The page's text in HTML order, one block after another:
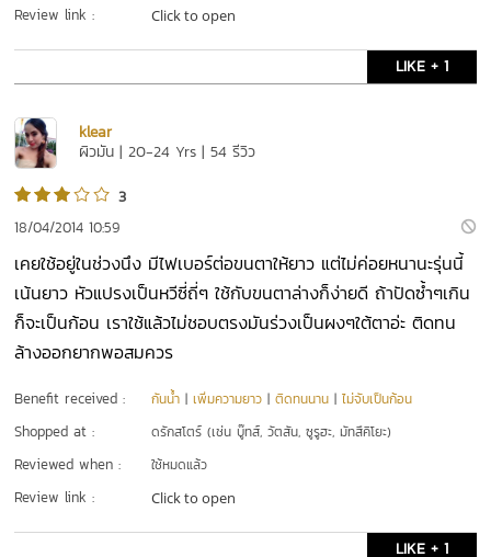
Review link : Click to open
LIKE + 1
klear
ผิวมัน | 20-24 Yrs | 54 รีวิว
3
18/04/2014 10:59
เคยใช้อยู่ในช่วงนึง มีไฟเบอร์ต่อขนตาให้ยาว แต่ไม่ค่อยหนานะรุ่นนี้
เน้นยาว หัวแปรงเป็นหวีซี่ถี่ๆ ใช้กับขนตาล่างก็ง่ายดี ถ้าปัดซ้ำๆเกิน
ก็จะเป็นก้อน เราใช้แล้วไม่ชอบตรงมันร่วงเป็นผงๆใต้ตาอ่ะ ติดทน
ล้างออกยากพอสมควร
Benefit received : กันน้ำ |เพิ่มความยาว |ติดทนนาน |ไม่จับเป็นก้อน
Shopped at : ดรักสโตร์ (เช่น บู๊ทส์, วัตสัน, ซูรูฮะ, มัทสึคิโยะ)
Reviewed when : ใช้หมดแล้ว
Review link : Click to open
LIKE + 1